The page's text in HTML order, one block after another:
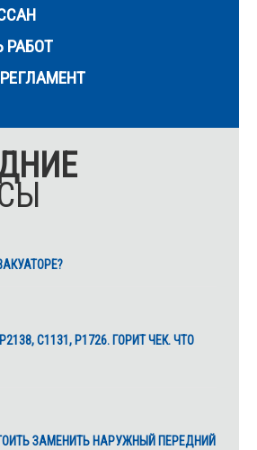
РАБОТ
С1131, Р1726. ГОРИТ ЧЕК. ЧТО
ЗАМЕНИТЬ НАРУЖНЫЙ ПЕРЕДНИЙ